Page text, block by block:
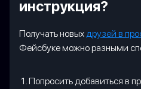
инструкция?
Получать новых друзей в
Фейсбуке можно разными
Попросить добавиться в